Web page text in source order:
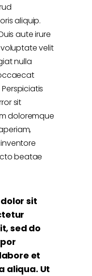
aliquip.
aute irure
velit
nulla
sit
doloremque
beatae
sit
sed do
et
aliqua. Ut